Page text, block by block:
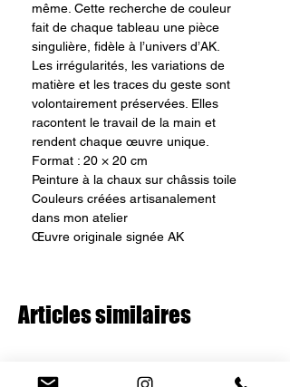
même. Cette recherche de couleur
fait de chaque tableau une pièce
singulière, fidèle à l’univers d’AK.
Les irrégularités, les variations de
matière et les traces du geste sont
volontairement préservées. Elles
racontent le travail de la main et
rendent chaque œuvre unique.
Format : 20 × 20 cm
Peinture à la chaux sur châssis toile
Couleurs créées artisanalement
dans mon atelier
Œuvre originale signée AK
Articles similaires